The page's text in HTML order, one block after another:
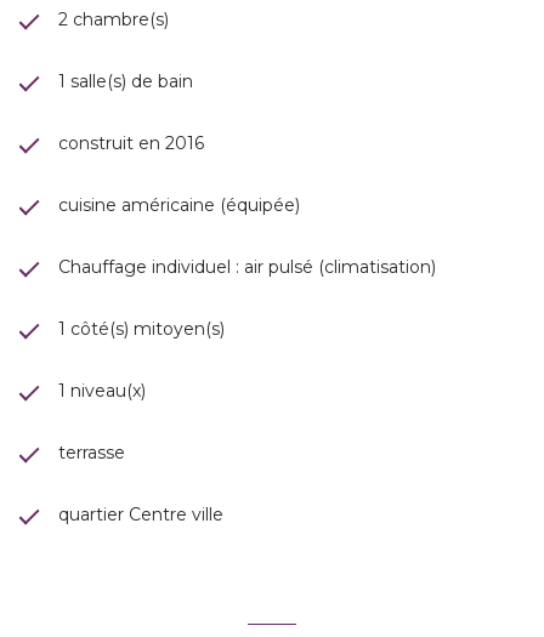
2 chambre(s)
1 salle(s) de bain
construit en 2016
cuisine américaine (équipée)
Chauffage individuel : air pulsé (climatisation)
1 côté(s) mitoyen(s)
1 niveau(x)
terrasse
quartier Centre ville